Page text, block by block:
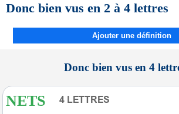
Donc bien vus en 2 à 4 lettres
Ajouter une définition
Donc bien vus en 4
NETS